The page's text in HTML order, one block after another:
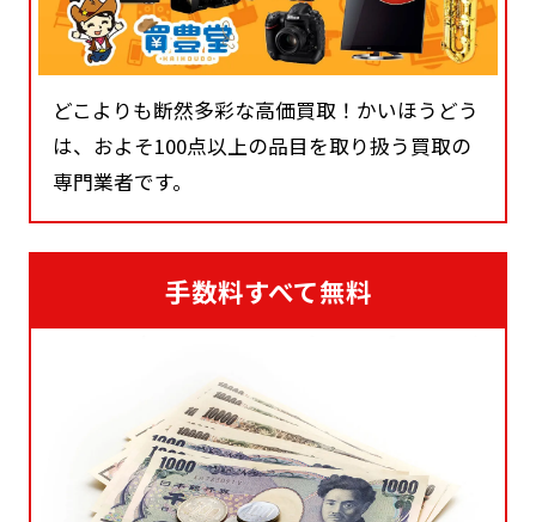
どこよりも断然多彩な高価買取！かいほうどう
は、およそ100点以上の品目を取り扱う買取の
専門業者です。
手数料すべて無料